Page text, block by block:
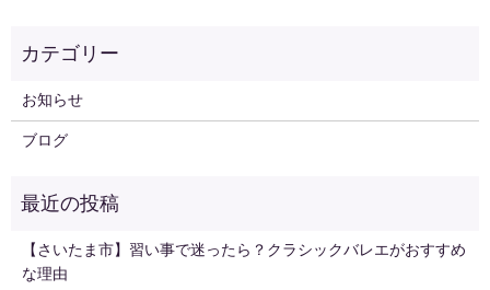
お知らせ
ブログ
【さいたま市】習い事で迷ったら？クラシックバレエがおすすめ
な理由